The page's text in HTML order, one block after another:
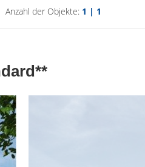
Anzahl der Objekte: 1 | 1